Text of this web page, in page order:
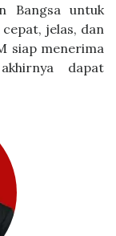
Bangsa untuk
jelas, dan
siap menerima
dapat